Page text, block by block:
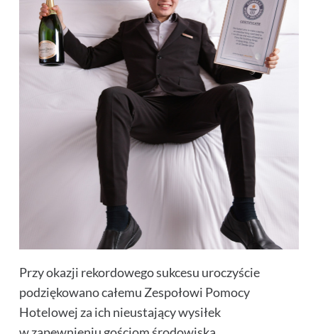
Przy okazji rekordowego sukcesu uroczyście
podziękowano całemu Zespołowi Pomocy
Hotelowej za ich nieustający wysiłek